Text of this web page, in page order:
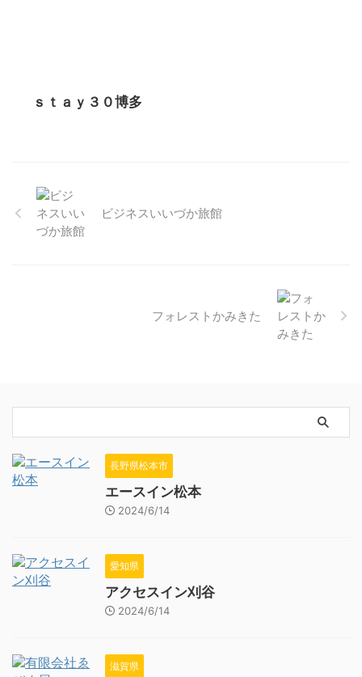
ｓｔａｙ３０博多
ビジネスいいづか旅館
フォレストかみきた
長野県松本市
エースイン松本
2024/6/14
愛知県
アクセスイン刈谷
2024/6/14
滋賀県